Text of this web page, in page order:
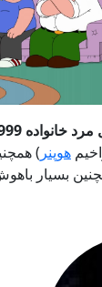
1999
هوپنر)
بسیار باهوش